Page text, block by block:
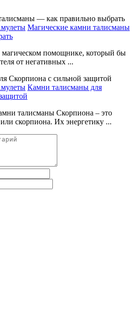
Магические камни талисманы
магическом помощнике, который бы
от негативных ...
Камни талисманы для
талисманы Скорпиона – это
скорпиона. Их энергетику ...